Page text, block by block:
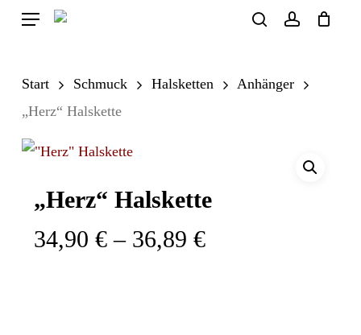
Skip
content
Menu
Start Schmuck Halsketten
Anhänger
„Herz“ Halskette
„Herz“ Halskette
34,90 € – 36,89 €Preisspanne: